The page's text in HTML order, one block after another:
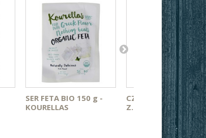
SER FETA BIO 150 g -
KOURELLAS
CZEKOLADA
Z...